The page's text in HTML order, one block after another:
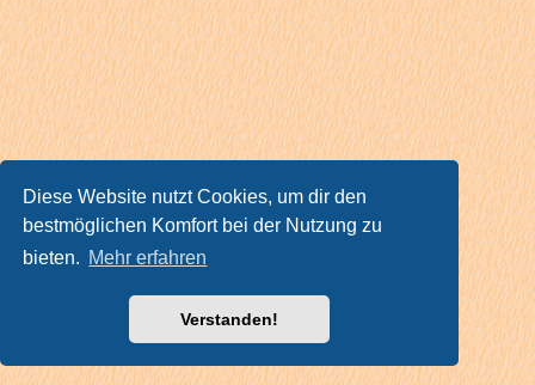
Diese Website nutzt Cookies, um dir den
bestmöglichen Komfort bei der Nutzung zu
bieten. Mehr erfahren
Verstanden!